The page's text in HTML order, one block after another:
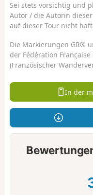
Sei stets vorsichtig und
Autor / die Autorin
auf dieser Tour nicht
Die Markierungen GR®
der Fédération
(Französischer
In der